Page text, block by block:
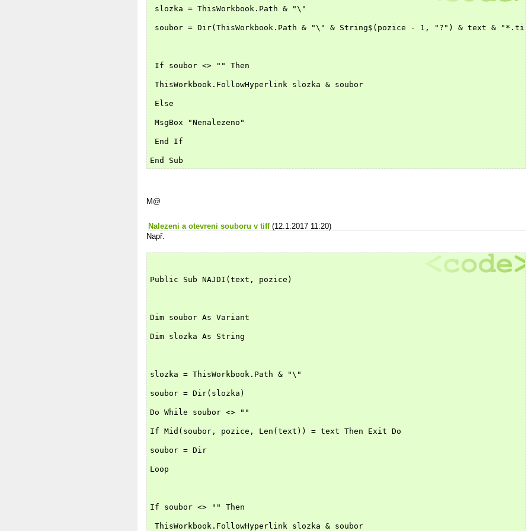
slozka = ThisWorkbook.Path & "\"
soubor = Dir(ThisWorkbook.Path & "\" & String$(pozice - 1, "?") & text &
If soubor <> "" Then
ThisWorkbook.FollowHyperlink slozka & soubor
Else
MsgBox "Nenalezeno"
End If
End Sub
M@
Nalezeni a otevreni souboru v tiff (12.1.2017 11:20)
Např.
Public Sub NAJDI(text, pozice)
Dim soubor As Variant
Dim slozka As String
slozka = ThisWorkbook.Path & "\"
soubor = Dir(slozka)
Do While soubor <> ""
If Mid(soubor, pozice, Len(text)) = text Then Exit Do
soubor = Dir
Loop
If soubor <> "" Then
ThisWorkbook.FollowHyperlink slozka & soubor